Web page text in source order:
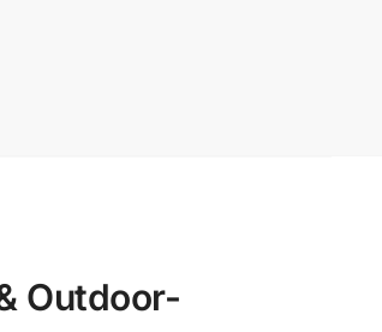
Outdoor-